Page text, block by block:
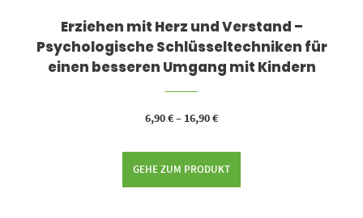
Erziehen mit Herz und Verstand –
Psychologische Schlüsseltechniken für
einen besseren Umgang mit Kindern
6,90€– 16,90€
GEHE ZUM PRODUKT